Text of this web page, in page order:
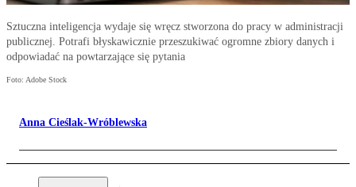
Sztuczna inteligencja wydaje się wręcz stworzona do pracy w administracji
publicznej. Potrafi błyskawicznie przeszukiwać ogromne zbiory danych i
odpowiadać na powtarzające się pytania
Foto: Adobe Stock
Anna Cieślak-Wróblewska